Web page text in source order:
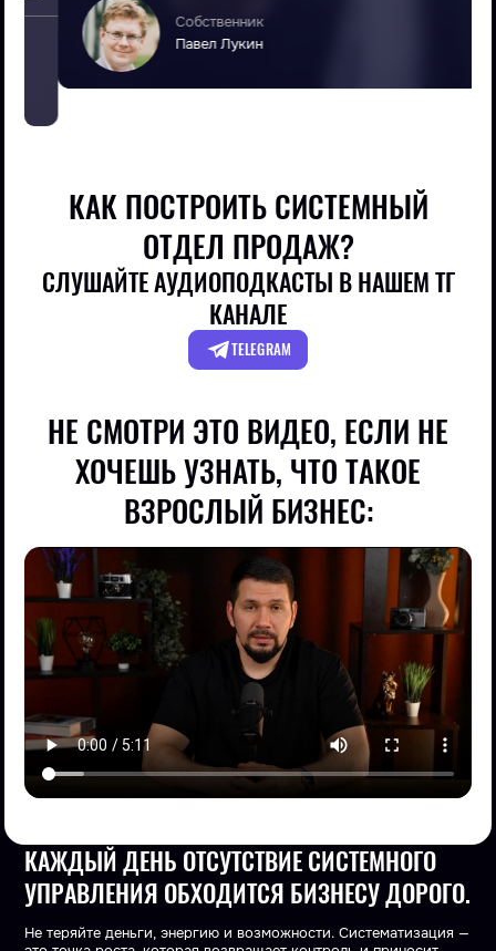
Cобственник
Павел Лукин
КАК ПОСТРОИТЬ СИСТЕМНЫЙ
ОТДЕЛ ПРОДАЖ?
СЛУШАЙТЕ АУДИОПОДКАСТЫ В НАШЕМ ТГ
КАНАЛЕ
TELEGRAM
НЕ СМОТРИ ЭТО ВИДЕО, ЕСЛИ НЕ
ХОЧЕШЬ УЗНАТЬ, ЧТО ТАКОЕ
ВЗРОСЛЫЙ БИЗНЕС:
КАЖДЫЙ ДЕНЬ ОТСУТСТВИЕ СИСТЕМНОГО
УПРАВЛЕНИЯ ОБХОДИТСЯ БИЗНЕСУ ДОРОГО.
Не теряйте деньги, энергию и возможности. Систематизация —